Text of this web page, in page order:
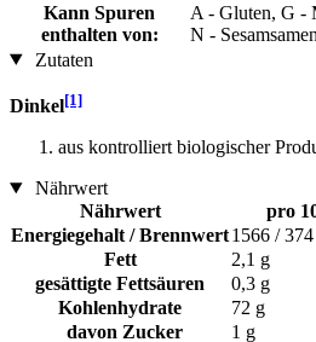
Kann Spuren
enthalten von:
A - Gluten, G -
N - Sesamsamen
Zutaten
Dinkel[1]
aus kontrolliert biologischer
Nährwert
Nährwert
pro
Energiegehalt / Brennwert1566 /
Fett
2,1 g
gesättigte Fettsäuren
0,3 g
Kohlenhydrate
72 g
davon Zucker
1 g